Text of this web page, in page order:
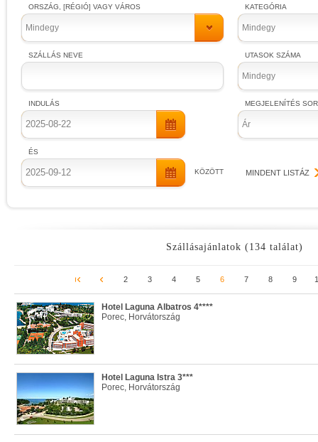
ORSZÁG, [RÉGIÓ] VAGY VÁROS
Mindegy
SZÁLLÁS NEVE
INDULÁS
ÉS
KÖZÖTT
KATEGÓRIA
Mindegy
UTASOK SZÁMA
Mindegy
MEGJELENÍTÉS
Ár
MINDENT LISTÁZ
Szállásajánlatok (134 találat)
2 3 4 5 6 7 8 9
Hotel Laguna Albatros 4****
Porec, Horvátország
Hotel Laguna Istra 3***
Porec, Horvátország